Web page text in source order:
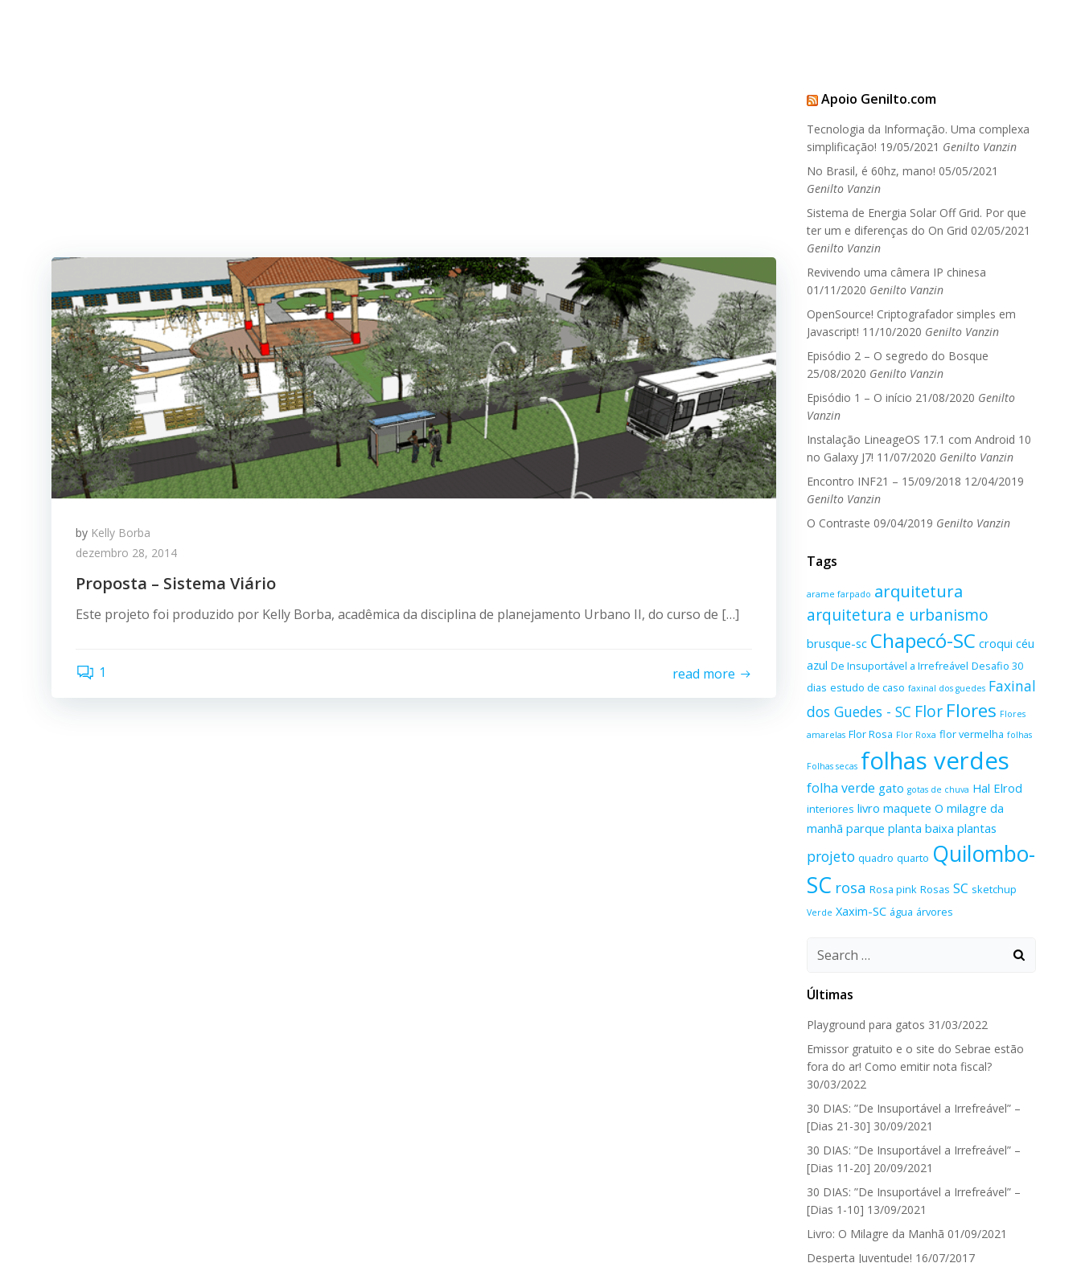
by Kelly Borba
dezembro 28, 2014
Proposta – Sistema Viário
Este projeto foi produzido por Kelly Borba, acadêmica da disciplina de planejamento Urbano II, do curso de […]
1 read more
Apoio Genilto.com
Tecnologia da Informação. Uma complexa
simplificação! 19/05/2021 Genilto Vanzin
No Brasil, é 60hz, mano! 05/05/2021
Genilto Vanzin
Sistema de Energia Solar Off Grid. Por que
ter um e diferenças do On Grid 02/05/2021
Genilto Vanzin
Revivendo uma câmera IP chinesa
01/11/2020 Genilto Vanzin
OpenSource! Criptografador simples em
Javascript! 11/10/2020 Genilto Vanzin
Episódio 2 – O segredo do Bosque
25/08/2020 Genilto Vanzin
Episódio 1 – O início 21/08/2020 Genilto
Vanzin
Instalação LineageOS 17.1 com Android 10
no Galaxy J7! 11/07/2020 Genilto Vanzin
Encontro INF21 – 15/09/2018 12/04/2019
Genilto Vanzin
O Contraste 09/04/2019 Genilto Vanzin
Tags
arame farpado arquitetura
arquitetura e urbanismo
brusque-sc Chapecó-SC croqui céu
azul De Insuportável a Irrefreável Desafio 30
dias estudo de caso faxinal dos guedes Faxinal
dos Guedes - SC Flor Flores Flores
amarelas Flor Rosa Flor Roxa flor vermelha folhas
Folhas secas folhas verdes
folha verde gato gotas de chuva Hal Elrod
interiores livro maquete O milagre da
manhã parque planta baixa plantas
projeto quadro quarto Quilombo-
SC rosa Rosa pink Rosas SC sketchup
Verde Xaxim-SC água árvores
Search
Últimas
Playground para gatos 31/03/2022
Emissor gratuito e o site do Sebrae estão
fora do ar! Como emitir nota fiscal?
30/03/2022
30 DIAS: ”De Insuportável a Irrefreável” –
[Dias 21-30] 30/09/2021
30 DIAS: ”De Insuportável a Irrefreável” –
[Dias 11-20] 20/09/2021
30 DIAS: ”De Insuportável a Irrefreável” –
[Dias 1-10] 13/09/2021
Livro: O Milagre da Manhã 01/09/2021
Desperta Juventude! 16/07/2017